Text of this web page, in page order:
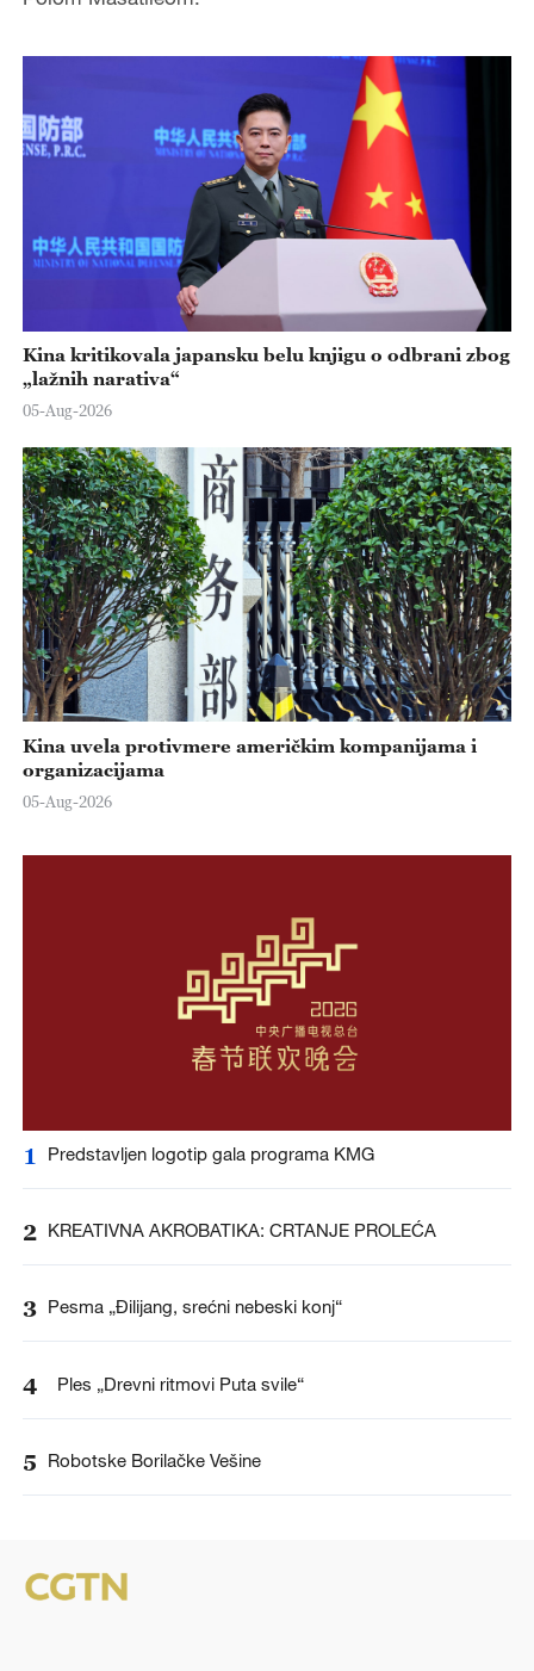
Kina kritikovala japansku belu knjigu o odbrani zbog
„lažnih narativa“
05-Aug-2026
Kina uvela protivmere američkim kompanijama i
organizacijama
05-Aug-2026
1 Predstavljen logotip gala programa KMG
2 KREATIVNA AKROBATIKA: CRTANJE PROLEĆA
3 Pesma „Đilijang, srećni nebeski konj“
4 Ples „Drevni ritmovi Puta svile“
5 Robotske Borilačke Vešine